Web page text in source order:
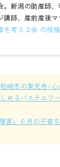
。新潟の助産師
講師、産前産後
療、夜泣きレスキ
を考える会 の投
崎市の東光寺/
めるパステルワ
障害』６月の子育